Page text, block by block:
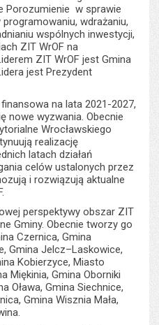
Porozumienie w sprawie
wdrażaniu,
wspólnych inwestycji,
ZIT WrOF na
ZIT WrOF jest Gmina
jest Prezydent
na lata 2021-2027,
nowe wyzwania. Obecnie
Wrocławskiego
realizację
latach działań
celów ustalonych przez
i rozwiązują aktualne
perspektywy obszar ZIT
Gminy. Obecnie tworzy go
Czernica, Gmina
Gmina Jelcz–Laskowice,
Kobierzyce, Miasto
Miękinia, Gmina Oborniki
Oława, Gmina Siechnice,
Gmina Wisznia Mała,